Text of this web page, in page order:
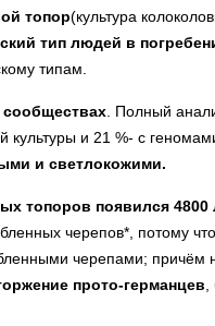
топор(культура
тип людей в
типам.
. Полный
культуры и 21 %- с
и светлокожими.
топоров появился 4800
черепов*, потому
черепами;
прото-германцев